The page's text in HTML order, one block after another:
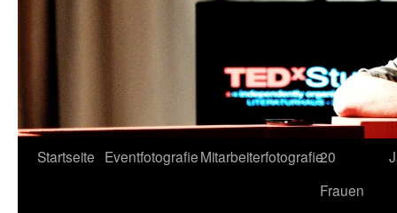
Zum
Startseite EventfotografieMitarbeiterfotografie20
Frauen